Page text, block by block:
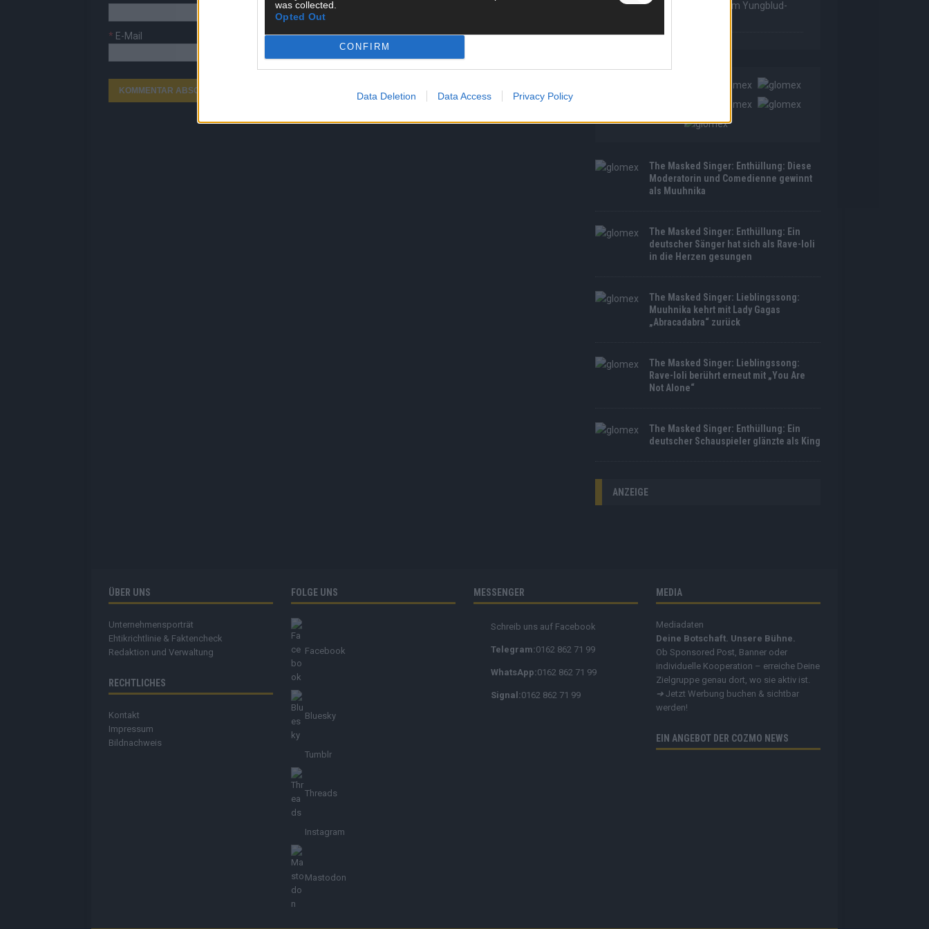
was collected.
Opted Out
CONFIRM
Data Deletion Data Access Privacy Policy
* E-Mail
Was Made For Loving You“ im Yungblud-
The Masked Singer: Enthüllung: Diese
Moderatorin und Comedienne gewinnt
als Muuhnika
The Masked Singer: Enthüllung: Ein
deutscher Sänger hat sich als Rave-Ioli
in die Herzen gesungen
The Masked Singer: Lieblingssong:
Muuhnika kehrt mit Lady Gagas
„Abracadabra“ zurück
The Masked Singer: Lieblingssong:
Rave-Ioli berührt erneut mit „You Are
Not Alone“
The Masked Singer: Enthüllung: Ein
deutscher Schauspieler glänzte als King
ANZEIGE
ÜBER UNS
Unternehmensporträt
Ehtikrichtlinie & Faktencheck
Redaktion und Verwaltung
RECHTLICHES
Kontakt
Impressum
Bildnachweis
FOLGE UNS
Facebook
Bluesky
Tumblr
Threads
Instagram
Mastodon
MESSENGER
Schreib uns auf Facebook
Telegram:0162 862 71 99
WhatsApp:0162 862 71 99
Signal:0162 862 71 99
MEDIA
Mediadaten
Deine Botschaft. Unsere Bühne.
Ob Sponsored Post, Banner oder
individuelle Kooperation – erreiche Deine
Zielgruppe genau dort, wo sie aktiv ist.
➔ Jetzt Werbung buchen & sichtbar
werden!
EIN ANGEBOT DER COZMO NEWS